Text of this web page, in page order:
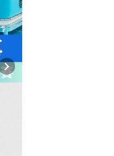
Next slide